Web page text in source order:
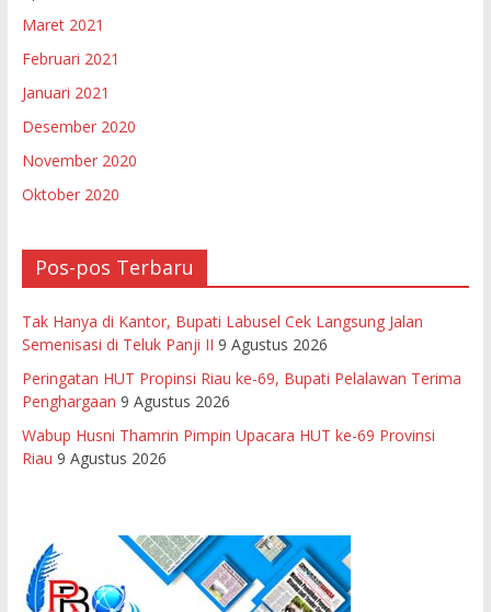
Maret 2021
Februari 2021
Januari 2021
Desember 2020
November 2020
Oktober 2020
Pos-pos Terbaru
Tak Hanya di Kantor, Bupati Labusel Cek Langsung Jalan
Semenisasi di Teluk Panji II 9 Agustus 2026
Peringatan HUT Propinsi Riau ke-69, Bupati Pelalawan Terima
Penghargaan 9 Agustus 2026
Wabup Husni Thamrin Pimpin Upacara HUT ke-69 Provinsi
Riau 9 Agustus 2026